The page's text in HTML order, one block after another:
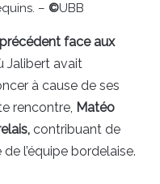
– ©UBB
face aux
Jalibert avait
à cause de ses
rencontre, Matéo
contribuant de
l’équipe bordelaise.